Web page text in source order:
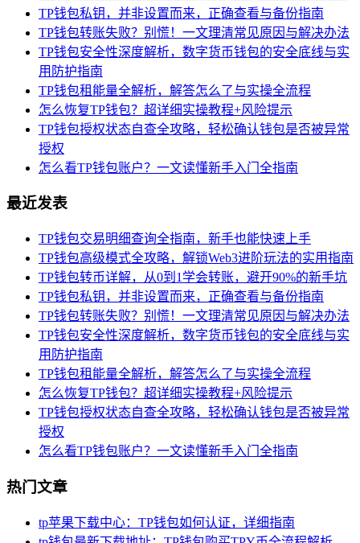
TP钱包私钥，并非设置而来，正确查看与备份指南
TP钱包转账失败？别慌！一文理清常见原因与解决办法
TP钱包安全性深度解析，数字货币钱包的安全底线与实
用防护指南
TP钱包租能量全解析，解答怎么了与实操全流程
怎么恢复TP钱包？超详细实操教程+风险提示
TP钱包授权状态自查全攻略，轻松确认钱包是否被异常
授权
怎么看TP钱包账户？一文读懂新手入门全指南
最近发表
TP钱包交易明细查询全指南，新手也能快速上手
TP钱包高级模式全攻略，解锁Web3进阶玩法的实用指南
TP钱包转币详解，从0到1学会转账，避开90%的新手坑
TP钱包私钥，并非设置而来，正确查看与备份指南
TP钱包转账失败？别慌！一文理清常见原因与解决办法
TP钱包安全性深度解析，数字货币钱包的安全底线与实
用防护指南
TP钱包租能量全解析，解答怎么了与实操全流程
怎么恢复TP钱包？超详细实操教程+风险提示
TP钱包授权状态自查全攻略，轻松确认钱包是否被异常
授权
怎么看TP钱包账户？一文读懂新手入门全指南
热门文章
tp苹果下载中心：TP钱包如何认证，详细指南